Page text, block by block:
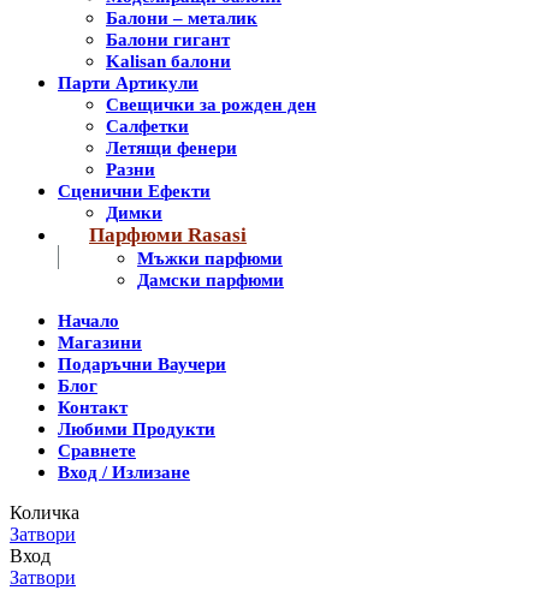
Балони – металик
Балони гигант
Kalisan балони
Парти Артикули
Свещички за рожден ден
Салфетки
Летящи фенери
Разни
Сценични Ефекти
Димки
Парфюми Rasasi
Мъжки парфюми
Дамски парфюми
Начало
Магазини
Подаръчни Ваучери
Блог
Контакт
Любими Продукти
Сравнете
Вход / Излизане
Количка
Затвори
Вход
Затвори